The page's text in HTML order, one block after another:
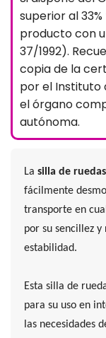
superior al
producto con
37/1992).
copia de la
por el Instituto
el órgano
autónoma.
Lasilla de
fácilmente
transporte en
por su sencillez
estabilidad.
Esta silla de
para su uso en
las necesidades